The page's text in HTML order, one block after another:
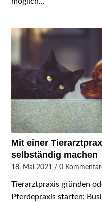
Mit einer
selbständig machen
18. Mai 2021 / 0
Tierarztpraxis gründen
Pferdepraxis starten: